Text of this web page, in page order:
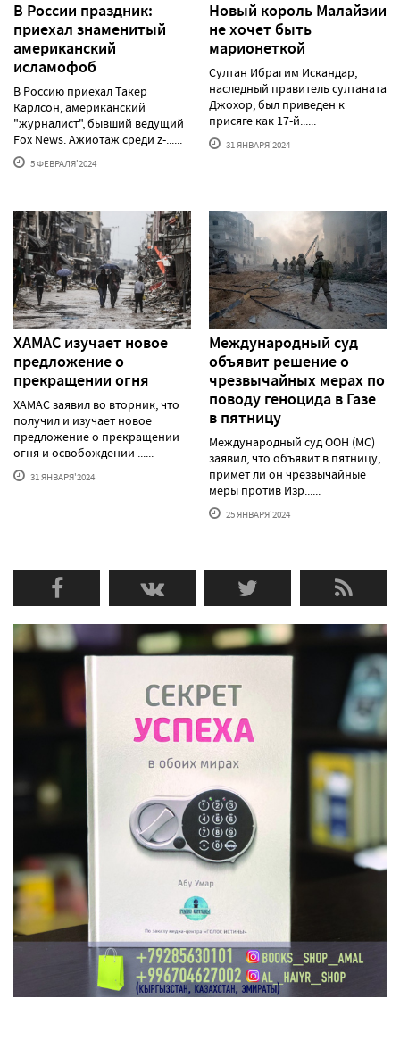
В России праздник:
приехал знаменитый
американский
исламофоб
В Россию приехал Такер
Карлсон, американский
"журналист", бывший ведущий
Fox News. Ажиотаж среди z-......
5 ФЕВРАЛЯ'2024
Новый король Малайзии
не хочет быть
марионеткой
Султан Ибрагим Искандар,
наследный правитель султаната
Джохор, был приведен к
присяге как 17-й......
31 ЯНВАРЯ'2024
ХАМАС изучает новое
предложение о
прекращении огня
ХАМАС заявил во вторник, что
получил и изучает новое
предложение о прекращении
огня и освобождении ......
31 ЯНВАРЯ'2024
Международный суд
объявит решение о
чрезвычайных мерах по
поводу геноцида в Газе
в пятницу
Международный суд ООН (МС)
заявил, что объявит в пятницу,
примет ли он чрезвычайные
меры против Изр......
25 ЯНВАРЯ'2024